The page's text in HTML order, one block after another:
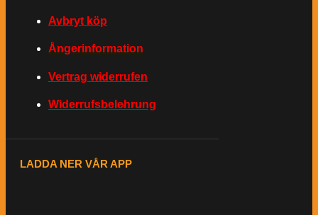
Avbryt köp
Ångerinformation
Vertrag widerrufen
Widerrufsbelehrung
LADDA NER VÅR APP